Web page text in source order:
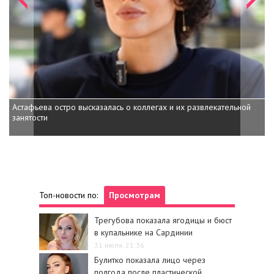
Астафьева остро высказалась о коллегах и их развлекательной
занятости
Невеста
Топ-новости по: Просмотрам
Трегубова показала ягодицы и бюст
в купальнике на Сардинии
31 июля, 21:36
Булитко показала лицо через